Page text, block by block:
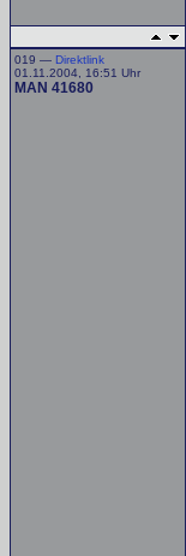
019 — Direktlink
01.11.2004, 16:51 Uhr
MAN 41680